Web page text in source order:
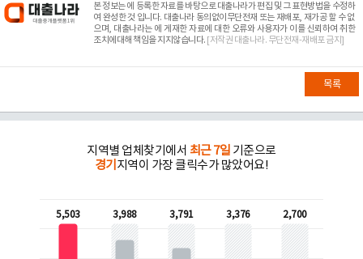
본 정보는에 등록한 자료를 바탕으로 대출나라가 편집 및 그 표현방법을 수정하
여 완성한 것 입니다. 대출나라 동의없이무단전재 또는 재배포, 재가공 할 수 없
으며, 대출나라는 에 게재한 자료에 대한 오류와 사용자가 이를 신뢰하여 취한
조치에대해 책임을 지지않습니다. [저작권 대출나라. 무단전재-재배포 금지]
목록
지역별 업체찾기에서 최근 7일 기준으로
경기 지역이 가장 클릭수가 많았어요!
5,503 3,988 3,791 3,376 2,700